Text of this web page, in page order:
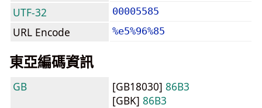
UTF-32 00005585
URL Encode %e5%96%85
東亞編碼資訊
GB [GB18030] 86B3
[GBK] 86B3